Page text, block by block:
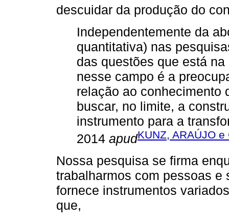
descuidar da produção do
Independentemente da
quantitativa) nas
das questões que está
nesse campo é a
relação ao conhecimento
buscar, no limite, a
instrumento para a
2014 apudKUNZ, ARAÚJO
Nossa pesquisa se firma
trabalharmos com pessoas
fornece instrumentos
que,